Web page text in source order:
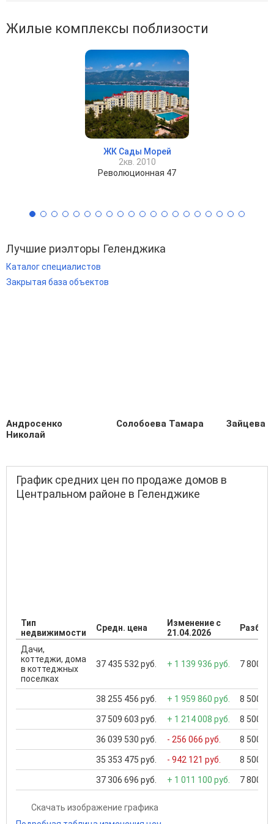
Жилые комплексы поблизости
ЖК Сады Морей
2кв. 2010
Революционная 47
Лучшие риэлторы Геленджика
Каталог специалистов
Закрытая база объектов
Андросенко
Николай
Солобоева Тамара Зайцева
График средних цен по продаже домов в
Центральном районе в Геленджике
Тип
недвижимости
Средн. цена
Изменение с
21.04.2026
Дачи,
коттеджи, дома
в коттеджных
поселках
37 435 532 руб. + 1 139 936 руб. 7 800
38 255 456 руб. + 1 959 860 руб. 8 500
37 509 603 руб. + 1 214 008 руб. 8 500
36 039 530 руб. - 256 066 руб. 8 500
35 353 475 руб. - 942 121 руб. 8 500
37 306 696 руб. + 1 011 100 руб. 7 800
Скачать изображение графика